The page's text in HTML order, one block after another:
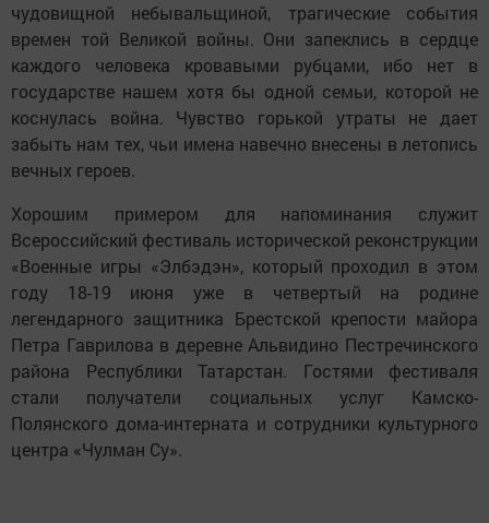
чудовищной небывальщиной, трагические события
времен той Великой войны. Они запеклись в сердце
каждого человека кровавыми рубцами, ибо нет в
государстве нашем хотя бы одной семьи, которой не
коснулась война. Чувство горькой утраты не дает
забыть нам тех, чьи имена навечно внесены в летопись
вечных героев.
Хорошим примером для напоминания служит
Всероссийский фестиваль исторической реконструкции
«Военные игры «Элбэдэн», который проходил в этом
году 18-19 июня уже в четвертый на родине
легендарного защитника Брестской крепости майора
Петра Гаврилова в деревне Альвидино Пестречинского
района Республики Татарстан. Гостями фестиваля
стали получатели социальных услуг Камско-
Полянского дома-интерната и сотрудники культурного
центра «Чулман Су».